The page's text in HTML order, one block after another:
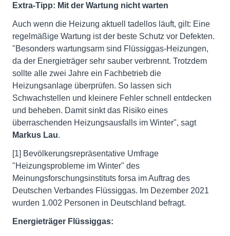
Extra-Tipp: Mit der Wartung nicht warten
Auch wenn die Heizung aktuell tadellos läuft, gilt: Eine
regelmäßige Wartung ist der beste Schutz vor Defekten.
"Besonders wartungsarm sind Flüssiggas-Heizungen,
da der Energieträger sehr sauber verbrennt. Trotzdem
sollte alle zwei Jahre ein Fachbetrieb die
Heizungsanlage überprüfen. So lassen sich
Schwachstellen und kleinere Fehler schnell entdecken
und beheben. Damit sinkt das Risiko eines
überraschenden Heizungsausfalls im Winter", sagt
Markus Lau.
[1] Bevölkerungsrepräsentative Umfrage
"Heizungsprobleme im Winter" des
Meinungsforschungsinstituts forsa im Auftrag des
Deutschen Verbandes Flüssiggas. Im Dezember 2021
wurden 1.002 Personen in Deutschland befragt.
Energieträger Flüssiggas: